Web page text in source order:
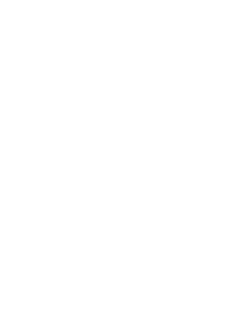
kaffestation
kop kaffe, te eller varm chokolade
dedikerede selvbetjeningsstation